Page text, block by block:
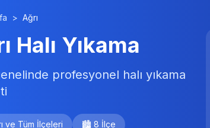
> Ağrı
Halı Yıkama
profesyonel halı yıkama
ve Tüm İlçeleri 🏙️ 8 İlçe